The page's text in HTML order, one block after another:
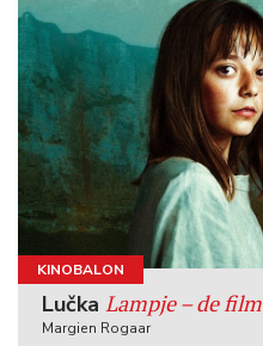
KINOBALON
Lučka Lampje – de film
Margien Rogaar